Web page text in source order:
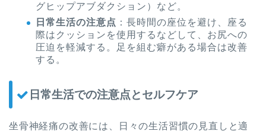
グヒップアブダクション）など。
日常生活の注意点 ：長時間の座位を避け、座る
際はクッションを使用するなどして、お尻への
圧迫を軽減する。足を組む癖がある場合は改善
する。
日常生活での注意点とセルフケア
坐骨神経痛の改善には、日々の生活習慣の見直しと適